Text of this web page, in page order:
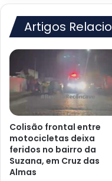
mundoArtigos
Colisão frontal entre
motocicletas deixa
feridos no bairro da
Suzana, em Cruz das
Almas